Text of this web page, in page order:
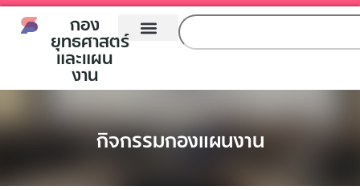
กอง
ยุทธศาสตร์
และแผน
งาน
กิจกรรมกองแผนงาน